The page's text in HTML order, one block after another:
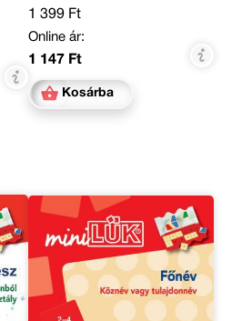
1 399 Ft
Online ár:
1 147 Ft
Kosárba